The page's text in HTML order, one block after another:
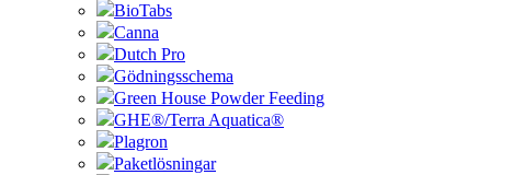
BioTabs
Canna
Dutch Pro
Gödningsschema
Green House Powder Feeding
GHE®/Terra Aquatica®
Plagron
Paketlösningar